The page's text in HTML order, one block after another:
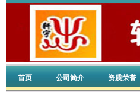
首页 公司简介 资质荣誉